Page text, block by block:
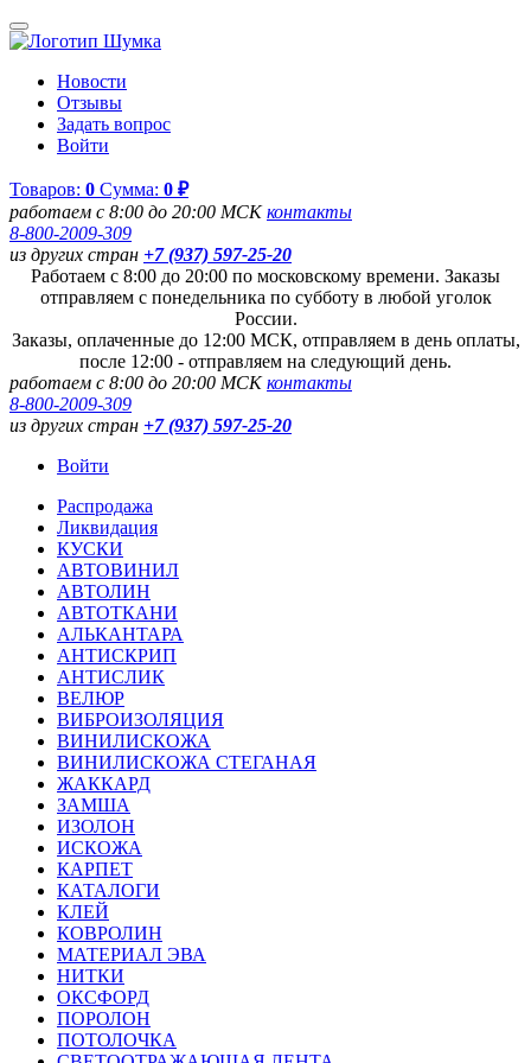
Новости
Отзывы
Задать вопрос
Войти
Товаров: 0 Сумма: 0 ₽
работаем с 8:00 до 20:00 МСКконтакты
8-800-2009-309
из других стран +7 (937) 597-25-20
Работаем с 8:00 до 20:00 по московскому времени. Заказы
отправляем с понедельника по субботу в любой уголок
России.
Заказы, оплаченные до 12:00 МСК, отправляем в день оплаты,
после 12:00 - отправляем на следующий день.
работаем с 8:00 до 20:00 МСКконтакты
8-800-2009-309
из других стран +7 (937) 597-25-20
Войти
Распродажа
Ликвидация
КУСКИ
АВТОВИНИЛ
АВТОЛИН
АВТОТКАНИ
АЛЬКАНТАРА
АНТИСКРИП
АНТИСЛИК
ВЕЛЮР
ВИБРОИЗОЛЯЦИЯ
ВИНИЛИСКОЖА
ВИНИЛИСКОЖА СТЕГАНАЯ
ЖАККАРД
ЗАМША
ИЗОЛОН
ИСКОЖА
КАРПЕТ
КАТАЛОГИ
КЛЕЙ
КОВРОЛИН
МАТЕРИАЛ ЭВА
НИТКИ
ОКСФОРД
ПОРОЛОН
ПОТОЛОЧКА